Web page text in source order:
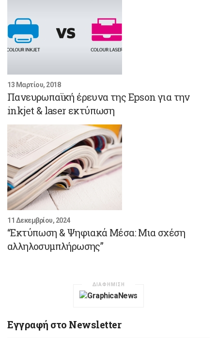
13 Μαρτίου, 2018
Πανευρωπαϊκή έρευνα της Epson για την
inkjet & laser εκτύπωση
11 Δεκεμβρίου, 2024
“Εκτύπωση & Ψηφιακά Μέσα: Μια σχέση
αλληλοσυμπλήρωσης”
ΔΙΑΦΗΜΙΣΗ
Εγγραφή στο Newsletter